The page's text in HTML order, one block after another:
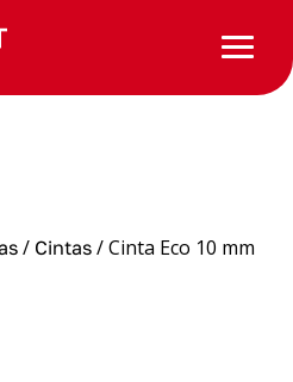
/ Cintas / Cinta Eco 10 mm